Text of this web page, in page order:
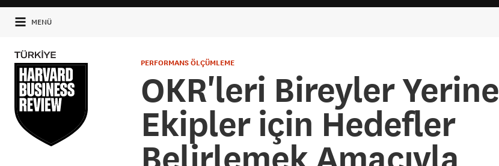
MENÜ
PERFORMANS ÖLÇÜMLEME
OKR'leri Bireyler Yerine
Ekipler için Hedefler